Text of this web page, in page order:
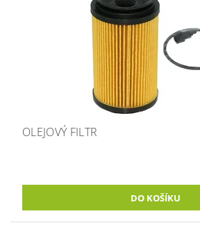
OLEJOVÝ FILTR